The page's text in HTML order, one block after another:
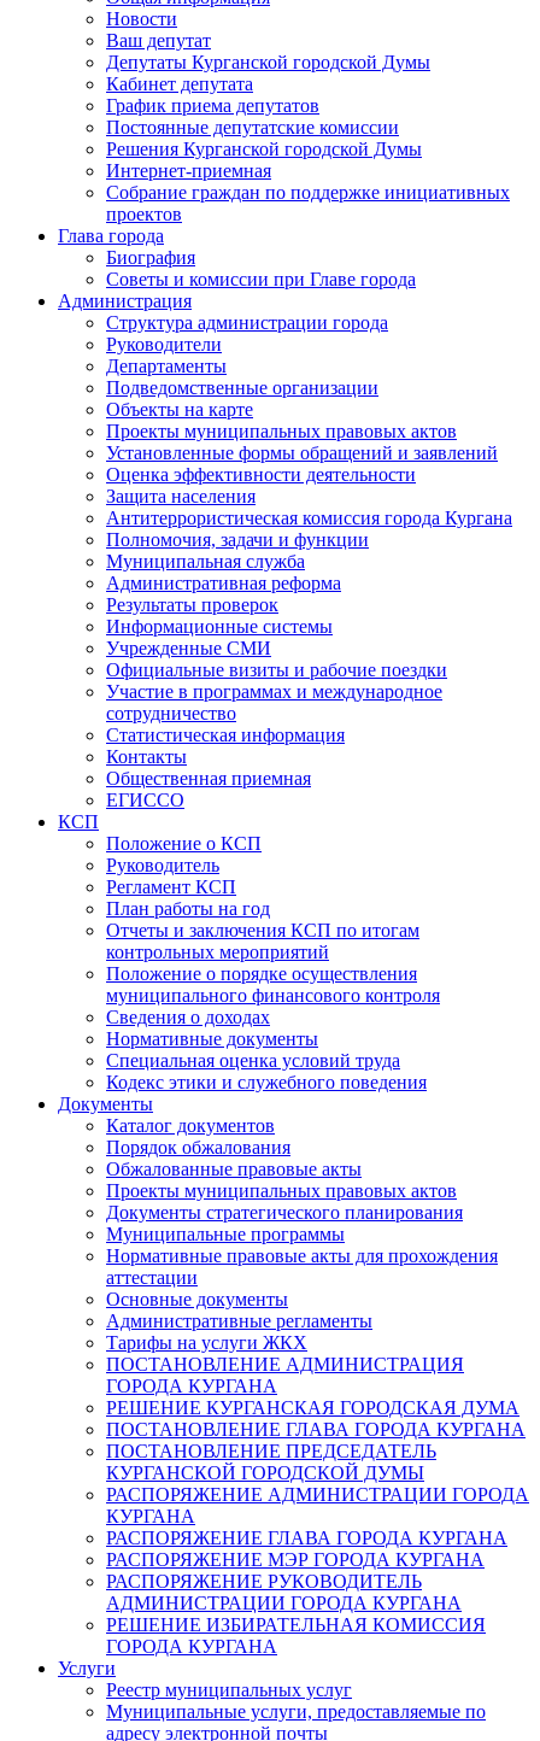
Новости
Ваш депутат
Депутаты Курганской городской Думы
Кабинет депутата
График приема депутатов
Постоянные депутатские комиссии
Решения Курганской городской Думы
Интернет-приемная
Собрание граждан по поддержке инициативных
проектов
Глава города
Биография
Советы и комиссии при Главе города
Администрация
Структура администрации города
Руководители
Департаменты
Подведомственные организации
Объекты на карте
Проекты муниципальных правовых актов
Установленные формы обращений и заявлений
Оценка эффективности деятельности
Защита населения
Антитеррористическая комиссия города Кургана
Полномочия, задачи и функции
Муниципальная служба
Административная реформа
Результаты проверок
Информационные системы
Учрежденные СМИ
Официальные визиты и рабочие поездки
Участие в программах и международное
сотрудничество
Статистическая информация
Контакты
Общественная приемная
ЕГИССО
КСП
Положение о КСП
Руководитель
Регламент КСП
План работы на год
Отчеты и заключения КСП по итогам
контрольных мероприятий
Положение о порядке осуществления
муниципального финансового контроля
Сведения о доходах
Нормативные документы
Специальная оценка условий труда
Кодекс этики и служебного поведения
Документы
Каталог документов
Порядок обжалования
Обжалованные правовые акты
Проекты муниципальных правовых актов
Документы стратегического планирования
Муниципальные программы
Нормативные правовые акты для прохождения
аттестации
Основные документы
Административные регламенты
Тарифы на услуги ЖКХ
ПОСТАНОВЛЕНИЕ АДМИНИСТРАЦИЯ
ГОРОДА КУРГАНА
РЕШЕНИЕ КУРГАНСКАЯ ГОРОДСКАЯ ДУМА
ПОСТАНОВЛЕНИЕ ГЛАВА ГОРОДА КУРГАНА
ПОСТАНОВЛЕНИЕ ПРЕДСЕДАТЕЛЬ
КУРГАНСКОЙ ГОРОДСКОЙ ДУМЫ
РАСПОРЯЖЕНИЕ АДМИНИСТРАЦИИ ГОРОДА
КУРГАНА
РАСПОРЯЖЕНИЕ ГЛАВА ГОРОДА КУРГАНА
РАСПОРЯЖЕНИЕ МЭР ГОРОДА КУРГАНА
РАСПОРЯЖЕНИЕ РУКОВОДИТЕЛЬ
АДМИНИСТРАЦИИ ГОРОДА КУРГАНА
РЕШЕНИЕ ИЗБИРАТЕЛЬНАЯ КОМИССИЯ
ГОРОДА КУРГАНА
Услуги
Реестр муниципальных услуг
Муниципальные услуги, предоставляемые по
адресу электронной почты